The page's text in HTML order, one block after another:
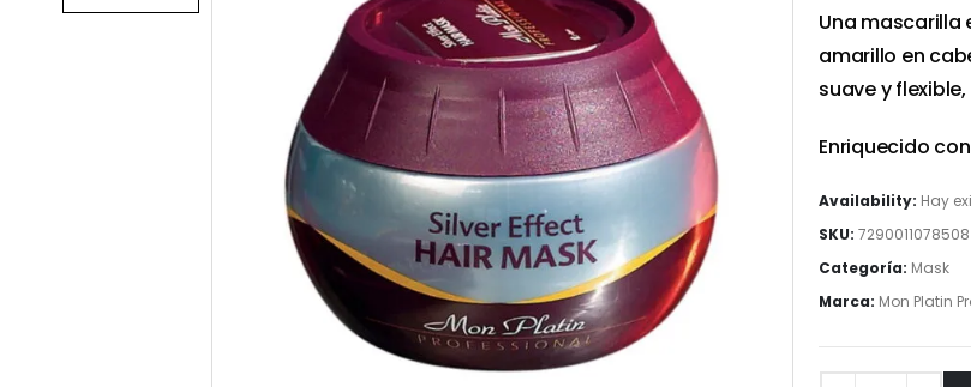
Una mascarilla
amarillo en
suave y
Enriquecido
Availability: Hay
SKU: 7290011078508
Categoría: Mask
Marca: Mon Platin